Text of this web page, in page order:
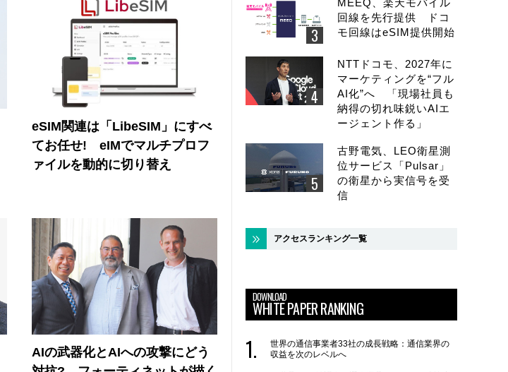
eSIM関連は「LibeSIM」にすべ
てお任せ! eIMでマルチプロフ
ァイルを動的に切り替え
AIの武器化とAIへの攻撃にどう
MEEQ、楽天モバイル
回線を先行提供 ドコ
モ回線はeSIM提供開始
NTTドコモ、2027年に
マーケティングを“フル
AI化”へ 「現場社員も
納得の切れ味鋭いAIエ
ージェント作る」
古野電気、LEO衛星測
位サービス「Pulsar」
の衛星から実信号を受
信
アクセスランキング一覧
DOWNLOAD
WHITE PAPER RANKING
世界の通信事業者33社の成長戦略：通信業界の
収益を次のレベルへ